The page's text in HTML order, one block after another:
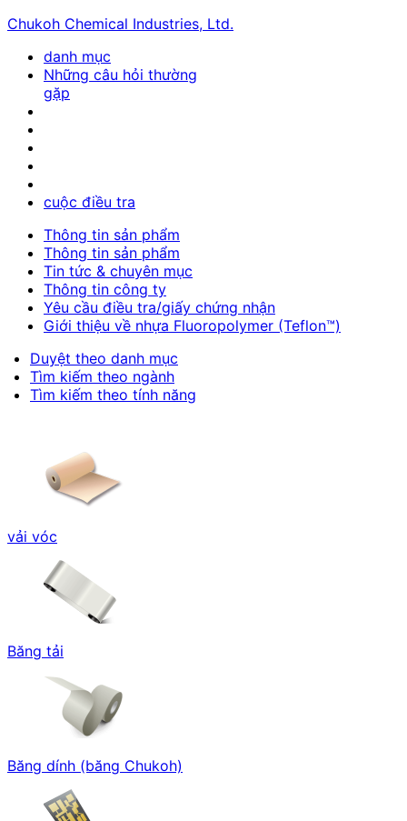
Chukoh Chemical Industries, Ltd.
danh mục
Những câu hỏi thường
gặp
cuộc điều tra
Thông tin sản phẩm
Thông tin sản phẩm
Tin tức & chuyên mục
Thông tin công ty
Yêu cầu điều tra/giấy chứng nhận
Giới thiệu về nhựa Fluoropolymer (Teflon™)
Duyệt theo danh mục
Tìm kiếm theo ngành
Tìm kiếm theo tính năng
vải vóc
Băng tải
Băng dính (băng Chukoh)